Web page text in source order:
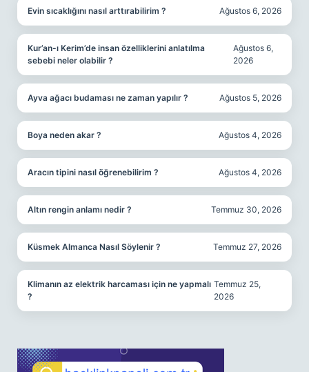
Evin sıcaklığını nasıl arttırabilirim ? Ağustos 6, 2026
Kur’an-ı Kerim’de insan özelliklerini anlatılma
sebebi neler olabilir ?
Ağustos 6,
2026
Ayva ağacı budaması ne zaman yapılır ? Ağustos 5, 2026
Boya neden akar ? Ağustos 4, 2026
Aracın tipini nasıl öğrenebilirim ? Ağustos 4, 2026
Altın rengin anlamı nedir ? Temmuz 30, 2026
Küsmek Almanca Nasıl Söylenir ? Temmuz 27, 2026
Klimanın az elektrik harcaması için ne yapmalı
?
Temmuz 25,
2026